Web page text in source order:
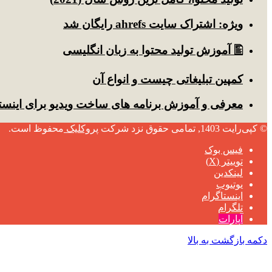
ویژه: اشتراک سایت ahrefs رایگان شد
🖺 آموزش تولید محتوا به زبان انگلیسی
کمپین تبلیغاتی چیست و انواع آن
معرفی و آموزش برنامه های ساخت ویدیو برای
© کپی‌رایت 1403, تمامی حقوق نزد شرکت پروکلیک محفوظ است.
فیس بوک
توییتر (X)
لینکدین
یوتیوب
اینستاگرام
تلگرام
آپارات
دکمه بازگشت به بالا